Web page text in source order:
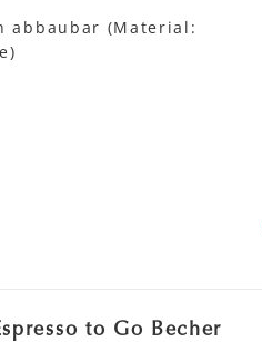
abbaubar (Material:
to Go Becher